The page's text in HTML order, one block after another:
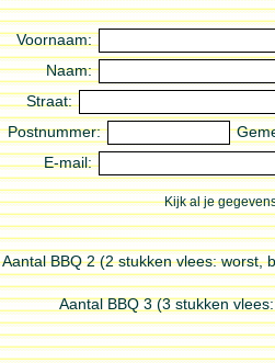
Voornaam:
Naam:
Straat:
Postnummer:
E-mail:
Kijk al je
Aantal BBQ 2 (2 stukken vlees: worst,
Aantal BBQ 3 (3 stukken